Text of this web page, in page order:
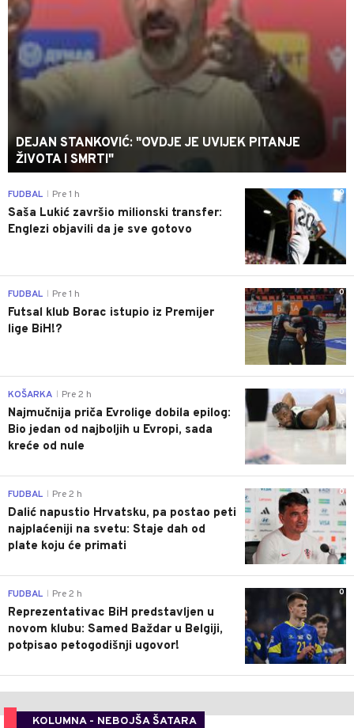
DEJAN STANKOVIĆ: "OVDJE JE UVIJEK PITANJE
ŽIVOTA I SMRTI"
0
FUDBAL Pre 1 h
Saša Lukić završio milionski transfer:
Englezi objavili da je sve gotovo
0
FUDBAL Pre 1 h
Futsal klub Borac istupio iz Premijer
lige BiH!?
0
KOŠARKA Pre 2 h
Najmučnija priča Evrolige dobila epilog:
Bio jedan od najboljih u Evropi, sada
kreće od nule
0
FUDBAL Pre 2 h
Dalić napustio Hrvatsku, pa postao peti
najplaćeniji na svetu: Staje dah od
plate koju će primati
0
FUDBAL Pre 2 h
Reprezentativac BiH predstavljen u
novom klubu: Samed Baždar u Belgiji,
potpisao petogodišnji ugovor!
KOLUMNA - NEBOJŠA ŠATARA